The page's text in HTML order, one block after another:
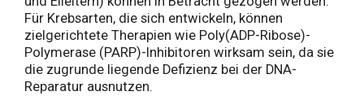
Für Krebsarten, die sich entwickeln, können
zielgerichtete Therapien wie Poly(ADP-Ribose)-
Polymerase (PARP)-Inhibitoren wirksam sein, da sie
die zugrunde liegende Defizienz bei der DNA-
Reparatur ausnutzen.